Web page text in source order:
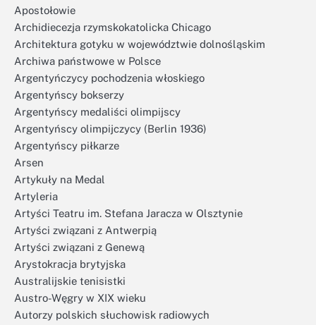
Apostołowie
Archidiecezja rzymskokatolicka Chicago
Architektura gotyku w województwie dolnośląskim
Archiwa państwowe w Polsce
Argentyńczycy pochodzenia włoskiego
Argentyńscy bokserzy
Argentyńscy medaliści olimpijscy
Argentyńscy olimpijczycy (Berlin 1936)
Argentyńscy piłkarze
Arsen
Artykuły na Medal
Artyleria
Artyści Teatru im. Stefana Jaracza w Olsztynie
Artyści związani z Antwerpią
Artyści związani z Genewą
Arystokracja brytyjska
Australijskie tenisistki
Austro-Węgry w XIX wieku
Autorzy polskich słuchowisk radiowych